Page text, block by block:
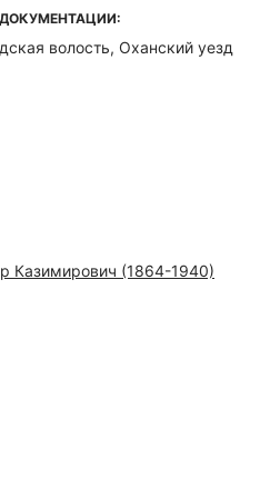
волость, Оханский уезд
Казимирович (1864-1940)